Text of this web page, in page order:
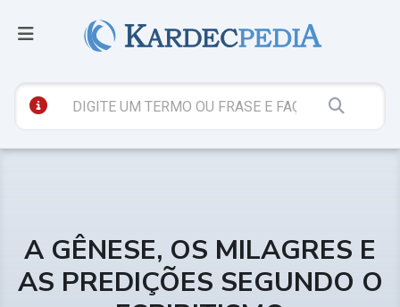
A GÊNESE, OS MILAGRES E
AS PREDIÇÕES SEGUNDO O